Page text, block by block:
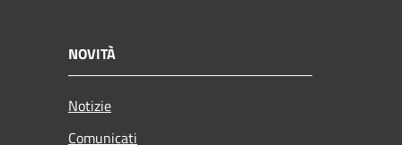
NOVITÀ
Notizie
Comunicati